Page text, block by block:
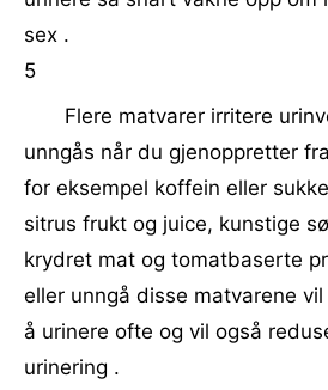
sex .
5
Flere matvarer irritere
unngås når du gjenoppretter
for eksempel koffein eller
sitrus frukt og juice, kunstige
krydret mat og tomatbaserte
eller unngå disse matvarene
å urinere ofte og vil også
urinering .